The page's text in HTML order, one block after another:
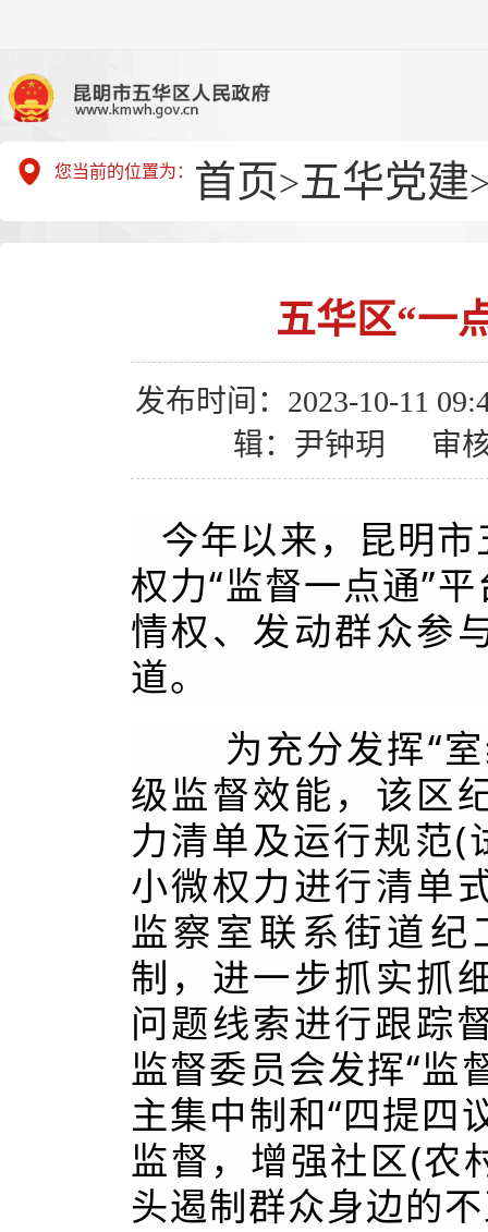
您当前的位置为： 首页>五华党建
五华区“一
发布时间：2023-10-11
辑：尹钟玥
审
今年以来，昆明
权力“监督一点通”
情权、发动群众参
道。
为充分发挥“室
级监督效能，该区
力清单及运行规范
小微权力进行清单
监察室联系街道
制，进一步抓实抓
问题线索进行跟踪
监督委员会发挥“监
主集中制和“四提四
监督，增强社区(农
头遏制群众身边的